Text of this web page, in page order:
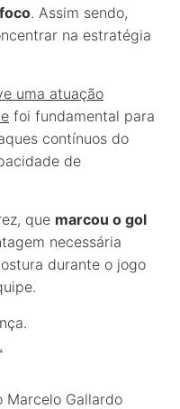
. Assim sendo,
na estratégia
uma atuação
foi fundamental para
contínuos do
de
que marcou o gol
necessária
durante o jogo
Marcelo Gallardo